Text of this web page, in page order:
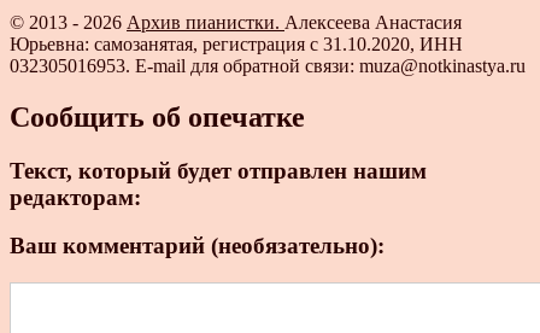
© 2013 - 2026 Архив пианистки. Алексеева Анастасия
Юрьевна: самозанятая, регистрация с 31.10.2020, ИНН
032305016953. E-mail для обратной связи: muza@notkinastya.ru
Сообщить об опечатке
Текст, который будет отправлен нашим
редакторам:
Ваш комментарий (необязательно):